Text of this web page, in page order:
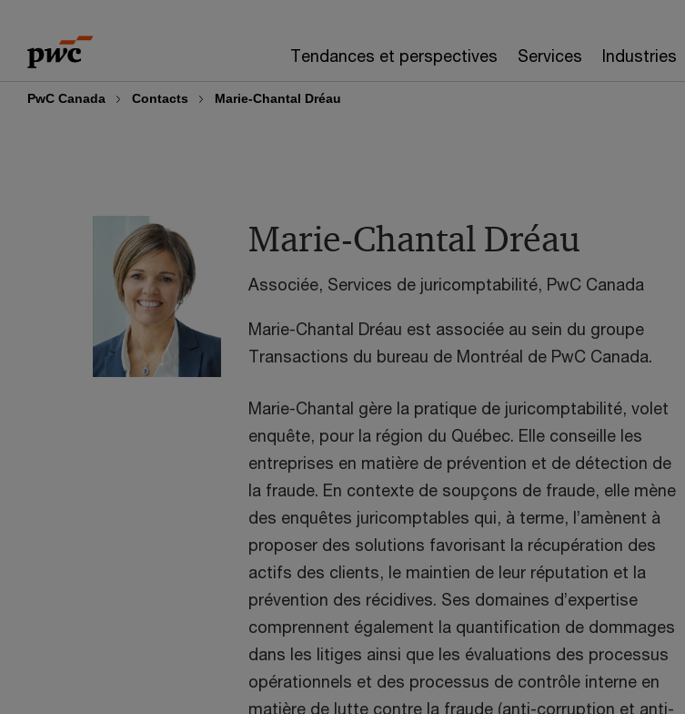
content
footer
Tendances et perspectives Services Industries
PwC Canada Contacts Marie-Chantal Dréau
Marie-Chantal Dréau
Associée, Services de juricomptabilité, PwC Canada
Marie-Chantal Dréau est associée au sein du groupe
Transactions du bureau de Montréal de PwC Canada.
Marie-Chantal gère la pratique de juricomptabilité, volet
enquête, pour la région du Québec. Elle conseille les
entreprises en matière de prévention et de détection de
la fraude. En contexte de soupçons de fraude, elle mène
des enquêtes juricomptables qui, à terme, l’amènent à
proposer des solutions favorisant la récupération des
actifs des clients, le maintien de leur réputation et la
prévention des récidives. Ses domaines d’expertise
comprennent également la quantification de dommages
dans les litiges ainsi que les évaluations des processus
opérationnels et des processus de contrôle interne en
matière de lutte contre la fraude (anti-corruption et anti-